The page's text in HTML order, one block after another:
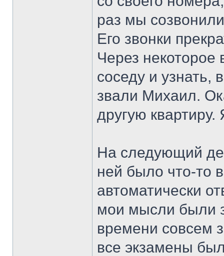
раз мы
Его звонки
Через некоторое
соседу и узнать,
звали Михаил.
другую квартиру.
На следующий
ней было что-то
автоматически
мои мысли были
времени совсем
все экзамены